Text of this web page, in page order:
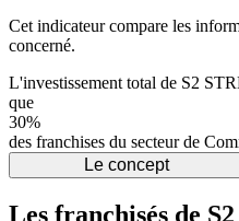
Cet indicateur compare les
concerné.
L'investissement total de S2
que
30%
des franchises du secteur de
Le concept
Les franchisés de